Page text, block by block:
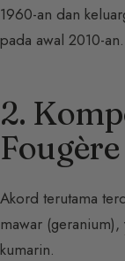
1960-an dan
pada awal 2010-an.
2.
Fougère
Akord terutama
mawar (geranium),
kumarin.